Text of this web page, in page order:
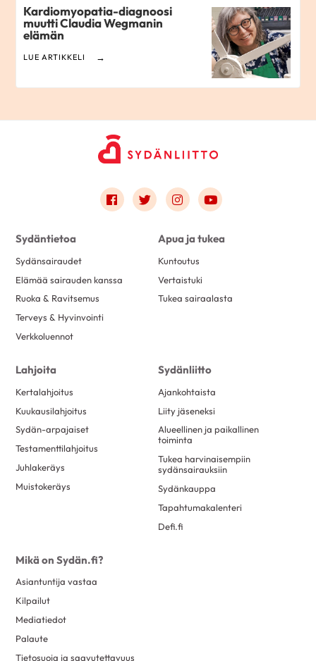
Kardiomyopatia-diagnoosi
muutti Claudia Wegmanin
elämän
LUE ARTIKKELI
Link to facebook
Link to twitter
Link to instagram
Link to youtube
Sydäntietoa
Sydänsairaudet
Elämää sairauden kanssa
Ruoka & Ravitsemus
Terveys & Hyvinvointi
Verkkoluennot
Apua ja tukea
Kuntoutus
Vertaistuki
Tukea sairaalasta
Lahjoita
Kertalahjoitus
Kuukausilahjoitus
Sydän-arpajaiset
Testamenttilahjoitus
Juhlakeräys
Muistokeräys
Sydänliitto
Ajankohtaista
Liity jäseneksi
Alueellinen ja paikallinen
toiminta
Tukea harvinaisempiin
sydänsairauksiin
Sydänkauppa
Tapahtumakalenteri
Defi.fi
Mikä on Sydän.fi?
Asiantuntija vastaa
Kilpailut
Mediatiedot
Palaute
Tietosuoja ja saavutettavuus